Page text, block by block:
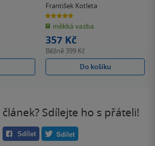
František Kotleta
4.7
z
5
hvězdiček
měkká vazba
357 Kč
Běžně 399 Kč
Do košíku
Sdílejte ho s přáteli!
Sdílet Sdílet